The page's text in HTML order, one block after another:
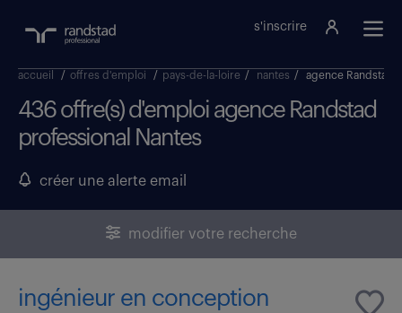
s'inscrire
accueil / offres d'emploi / pays-de-la-loire / nantes / agence Randstad
436 offre(s) d'emploi agence Randstad
professional Nantes
créer une alerte email
modifier votre recherche
ingénieur en conception